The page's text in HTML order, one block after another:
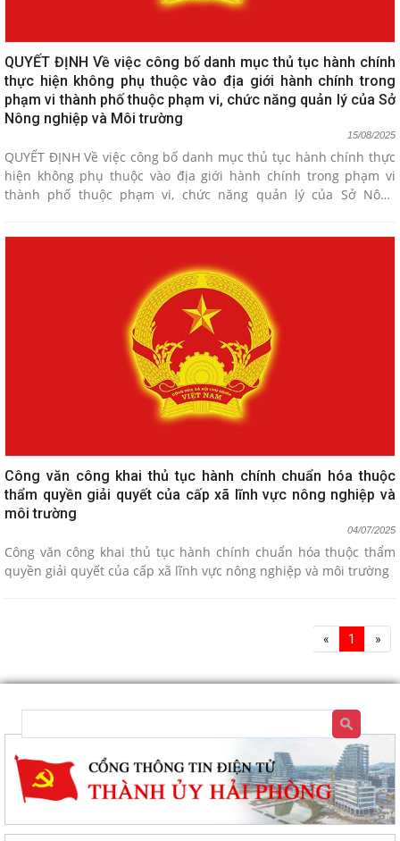
QUYẾT ĐỊNH Về việc công bố danh mục thủ tục hành chính
thực hiện không phụ thuộc vào địa giới hành chính trong
phạm vi thành phố thuộc phạm vi, chức năng quản lý của Sở
Nông nghiệp và Môi trường
15/08/2025
QUYẾT ĐỊNH Về việc công bố danh mục thủ tục hành chính thực
hiện không phụ thuộc vào địa giới hành chính trong phạm vi
thành phố thuộc phạm vi, chức năng quản lý của Sở Nông
Công văn công khai thủ tục hành chính chuẩn hóa thuộc
thẩm quyền giải quyết của cấp xã lĩnh vực nông nghiệp và
môi trường
04/07/2025
Công văn công khai thủ tục hành chính chuẩn hóa thuộc thẩm
quyền giải quyết của cấp xã lĩnh vực nông nghiệp và môi trường
« 1 »